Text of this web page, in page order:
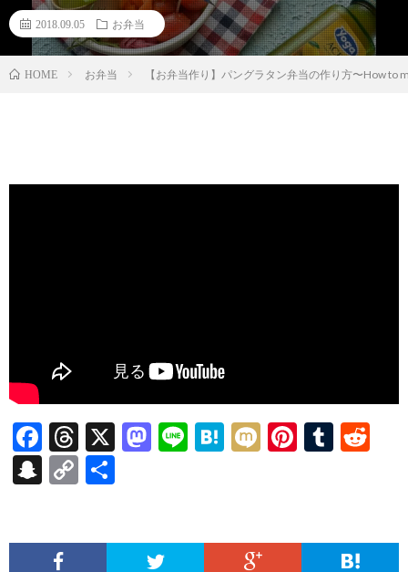
2018.09.05 お弁当
HOME お弁当 【お弁当作り】パングラタン弁当の作り方〜How to
F
ac
e
o
T
hr
ea
X
M
o
Li H
a
M Pi
t
T
r
t
S
pc
C